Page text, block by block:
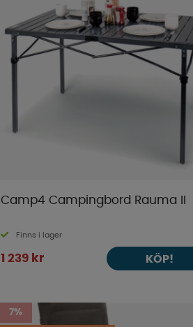
Camp4 Campingbord Rauma II
Finns i lager
1 239 kr KÖP!
7%